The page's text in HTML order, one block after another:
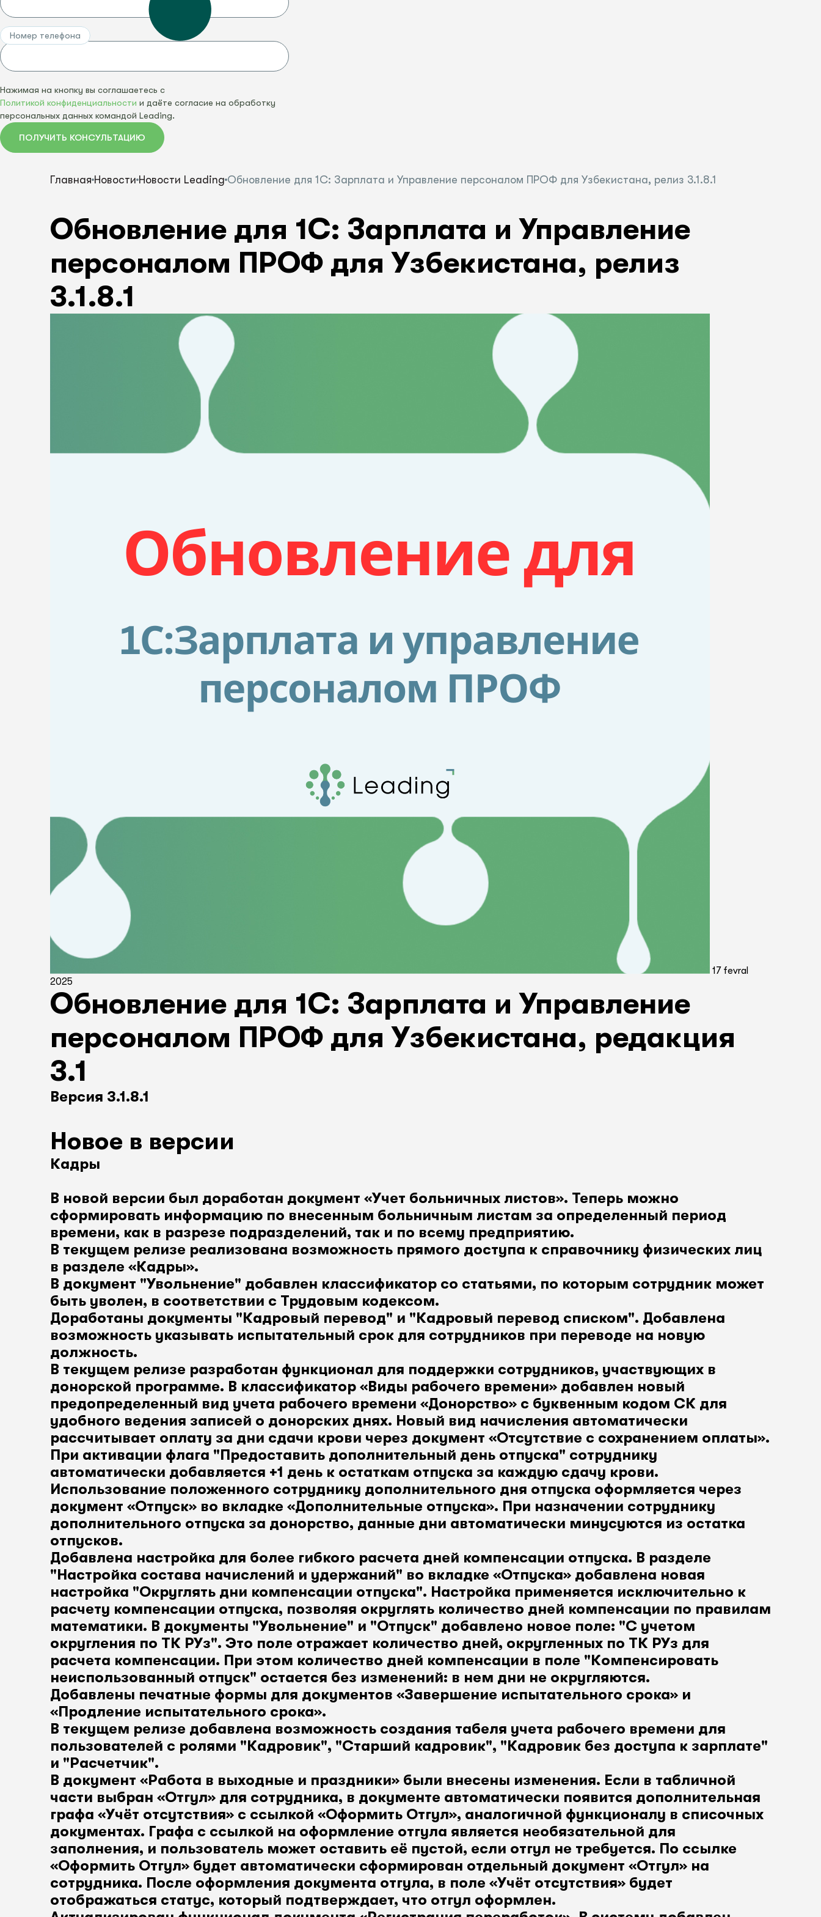
ПОСМОТРЕТЬ ВСЕ
СКАЧАТЬ ПРАЙС-ЛИСТ ВСЕ УСЛУГИ
Номер телефона
Нажимая на кнопку вы соглашаетесь с
Политикой конфиденциальности и даёте согласие на обработку
персональных данных командой Leading.
ПОЛУЧИТЬ КОНСУЛЬТАЦИЮ
Главная Новости Новости Leading Обновление для 1С: Зарплата и Управление персоналом ПРОФ для Узбекистана, релиз 3.1.8.1
Обновление для 1С: Зарплата и Управление
персоналом ПРОФ для Узбекистана, релиз
3.1.8.1
17 fevral
2025
Обновление для 1С: Зарплата и Управление
персоналом ПРОФ для Узбекистана, редакция
3.1
Версия 3.1.8.1
Новое в версии
Кадры
В новой версии был доработан документ «Учет больничных листов». Теперь можно
сформировать информацию по внесенным больничным листам за определенный период
времени, как в разрезе подразделений, так и по всему предприятию.
В текущем релизе реализована возможность прямого доступа к справочнику физических лиц
в разделе «Кадры».
В документ "Увольнение" добавлен классификатор со статьями, по которым сотрудник может
быть уволен, в соответствии с Трудовым кодексом.
Доработаны документы "Кадровый перевод" и "Кадровый перевод списком". Добавлена
возможность указывать испытательный срок для сотрудников при переводе на новую
должность.
В текущем релизе разработан функционал для поддержки сотрудников, участвующих в
донорской программе. В классификатор «Виды рабочего времени» добавлен новый
предопределенный вид учета рабочего времени «Донорство» с буквенным кодом СК для
удобного ведения записей о донорских днях. Новый вид начисления автоматически
рассчитывает оплату за дни сдачи крови через документ «Отсутствие с сохранением оплаты».
При активации флага "Предоставить дополнительный день отпуска" сотруднику
автоматически добавляется +1 день к остаткам отпуска за каждую сдачу крови.
Использование положенного сотруднику дополнительного дня отпуска оформляется через
документ «Отпуск» во вкладке «Дополнительные отпуска». При назначении сотруднику
дополнительного отпуска за донорство, данные дни автоматически минусуются из остатка
отпусков.
Добавлена настройка для более гибкого расчета дней компенсации отпуска. В разделе
"Настройка состава начислений и удержаний" во вкладке «Отпуска» добавлена новая
настройка "Округлять дни компенсации отпуска". Настройка применяется исключительно к
расчету компенсации отпуска, позволяя округлять количество дней компенсации по правилам
математики. В документы "Увольнение" и "Отпуск" добавлено новое поле: "С учетом
округления по ТК РУз". Это поле отражает количество дней, округленных по ТК РУз для
расчета компенсации. При этом количество дней компенсации в поле "Компенсировать
неиспользованный отпуск" остается без изменений: в нем дни не округляются.
Добавлены печатные формы для документов «Завершение испытательного срока» и
«Продление испытательного срока».
В текущем релизе добавлена возможность создания табеля учета рабочего времени для
пользователей с ролями "Кадровик", "Старший кадровик", "Кадровик без доступа к зарплате"
и "Расчетчик".
В документ «Работа в выходные и праздники» были внесены изменения. Если в табличной
части выбран «Отгул» для сотрудника, в документе автоматически появится дополнительная
графа «Учёт отсутствия» с ссылкой «Оформить Отгул», аналогичной функционалу в списочных
документах. Графа с ссылкой на оформление отгула является необязательной для
заполнения, и пользователь может оставить её пустой, если отгул не требуется. По ссылке
«Оформить Отгул» будет автоматически сформирован отдельный документ «Отгул» на
сотрудника. После оформления документа отгула, в поле «Учёт отсутствия» будет
отображаться статус, который подтверждает, что отгул оформлен.